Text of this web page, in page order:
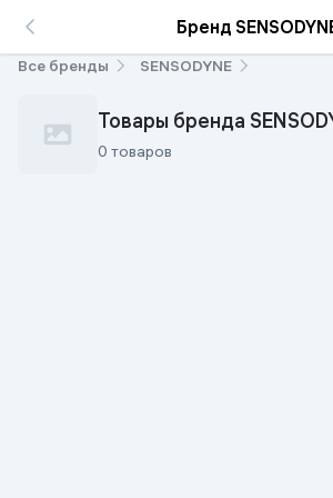
Бренд
Все бренды SENSODYNE
Товары бренда
0 товаров